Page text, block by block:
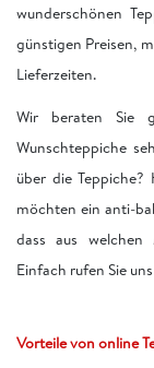
wunderschönen
günstigen Preisen,
Lieferzeiten.
Wir beraten Sie
Wunschteppiche
über die
möchten ein anti-
dass aus welchen
Einfach rufen Sie
Vorteile von online